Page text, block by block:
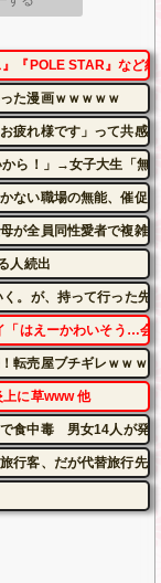
『POLE STAR』など
た漫画ｗｗｗｗｗ
疲れ様です」って共感
ら！」→女子大生「
ない職場の無能、催
が全員同性愛者で複雑
人続出
。が、持って行った先
はえーかわいそう…会
転売屋ブチギレｗｗｗ
上に草www 他
で食中毒 男女14人が
行客、だが代替旅行